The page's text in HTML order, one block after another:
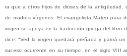
ra que a otros hijos de dio­ses de la anti­güe­dad,
de madres vír­ge­nes. El evan­ge­lis­ta Mateo para
vir­gen se apo­ya en la tra­duc­ción grie­ga del libro
dice: “Ved la vir­gen que­da­rá pre­ña­da y pari­rá
suce­so ocu­rren­te en su tiem­po, en el siglo VIII